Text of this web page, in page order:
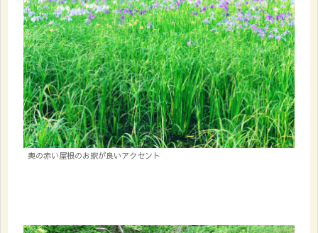
奥の赤い屋根のお家が良いアクセント